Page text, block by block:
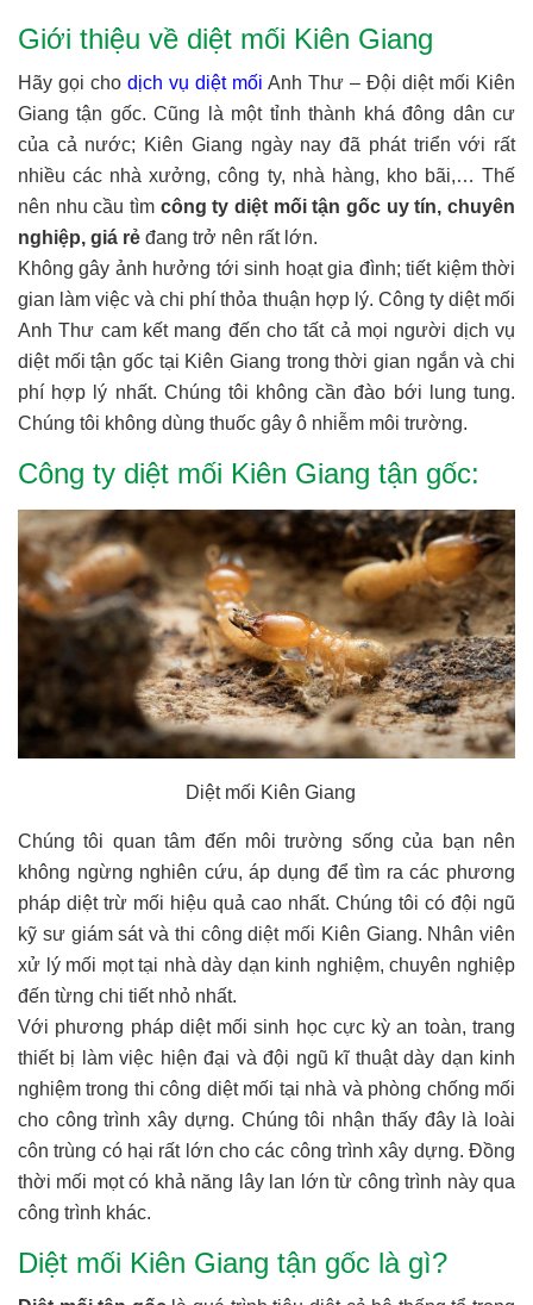
Giới thiệu về diệt mối Kiên Giang
Hãy gọi cho dịch vụ diệt mối Anh Thư – Đội diệt mối Kiên
Giang tận gốc. Cũng là một tỉnh thành khá đông dân cư
của cả nước; Kiên Giang ngày nay đã phát triển với rất
nhiều các nhà xưởng, công ty, nhà hàng, kho bãi,… Thế
nên nhu cầu tìm công ty diệt mối tận gốc uy tín, chuyên
nghiệp, giá rẻ đang trở nên rất lớn.
Không gây ảnh hưởng tới sinh hoạt gia đình; tiết kiệm thời
gian làm việc và chi phí thỏa thuận hợp lý. Công ty diệt mối
Anh Thư cam kết mang đến cho tất cả mọi người dịch vụ
diệt mối tận gốc tại Kiên Giang trong thời gian ngắn và chi
phí hợp lý nhất. Chúng tôi không cần đào bới lung tung.
Chúng tôi không dùng thuốc gây ô nhiễm môi trường.
Công ty diệt mối Kiên Giang tận gốc:
Diệt mối Kiên Giang
Chúng tôi quan tâm đến môi trường sống của bạn nên
không ngừng nghiên cứu, áp dụng để tìm ra các phương
pháp diệt trừ mối hiệu quả cao nhất. Chúng tôi có đội ngũ
kỹ sư giám sát và thi công diệt mối Kiên Giang. Nhân viên
xử lý mối mọt tại nhà dày dạn kinh nghiệm, chuyên nghiệp
đến từng chi tiết nhỏ nhất.
Với phương pháp diệt mối sinh học cực kỳ an toàn, trang
thiết bị làm việc hiện đại và đội ngũ kĩ thuật dày dạn kinh
nghiệm trong thi công diệt mối tại nhà và phòng chống mối
cho công trình xây dựng. Chúng tôi nhận thấy đây là loài
côn trùng có hại rất lớn cho các công trình xây dựng. Đồng
thời mối mọt có khả năng lây lan lớn từ công trình này qua
công trình khác.
Diệt mối Kiên Giang tận gốc là gì?